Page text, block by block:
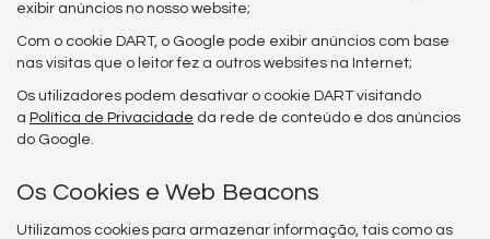
exibir anúncios no nosso website;
Com o cookie DART, o Google pode exibir anúncios com base
nas visitas que o leitor fez a outros websites na Internet;
Os utilizadores podem desativar o cookie DART visitando
a Política de Privacidade da rede de conteúdo e dos anúncios
do Google.
Os Cookies e Web Beacons
Utilizamos cookies para armazenar informação, tais como as